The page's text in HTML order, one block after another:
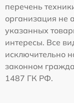
перечень
организация не
указанных
интересы. Все
исключительно
законном
1487 ГК РФ.